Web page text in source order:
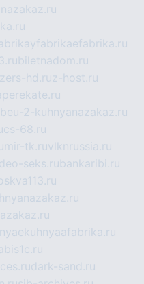
biletnadom.ru
hd.ruz-host.ru
2-kuhnyanazakaz.ru
cs-68.ru
mir-tk.ruvlknrussia.ru
seks.rubankaribi.ru
dark-sand.ru